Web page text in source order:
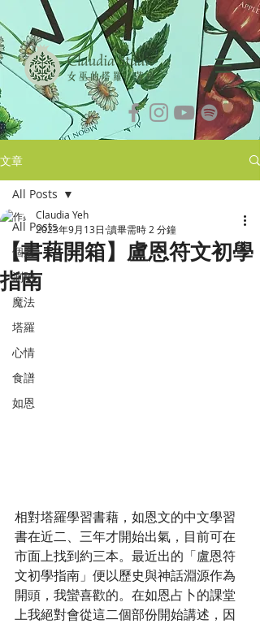
文章
All Posts
個案
測驗
魔法
塔羅
心情
食譜
如恩
All Posts
【書藉開箱】盧恩符文初學
指南
Claudia Yeh
2023年9月13日 讀畢需時 2 分鐘
相對塔羅學習書藉，如恩文的中文學習
書在近二、三年才開始出氣，目前可在
市面上找到約三本。最近出的「盧恩符
文初學指南」便以歷史與神話淵源作為
開頭，我蠻喜歡的。在如恩占卜的課堂
上我絕對會從這二個部份開始講述，因